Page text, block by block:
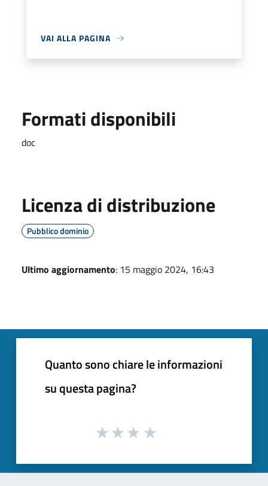
VAI ALLA PAGINA
Formati disponibili
doc
Licenza di distribuzione
Pubblico dominio
Ultimo aggiornamento: 15 maggio 2024, 16:43
Quanto sono chiare le informazioni
su questa pagina?